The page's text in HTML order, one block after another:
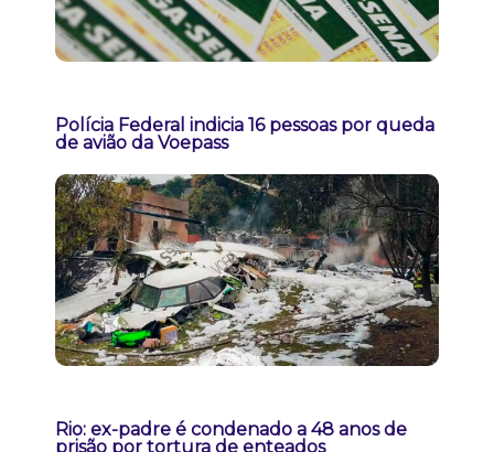
Polícia Federal indicia 16 pessoas por queda
de avião da Voepass
Rio: ex-padre é condenado a 48 anos de
prisão por tortura de enteados